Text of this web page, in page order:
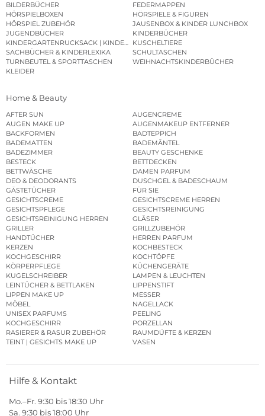
BILDERBÜCHER
FEDERMAPPEN
HÖRSPIELBOXEN
HÖRSPIELE & FIGUREN
HÖRSPIEL ZUBEHÖR
JAUSENBOX & KINDER LUNCHBOX
JUGENDBÜCHER
KINDERBÜCHER
KINDERGARTENRUCKSACK | KINDERGARTENBEUTEL
KUSCHELTIERE
SACHBÜCHER & KINDERLEXIKA
SCHULTASCHEN
TURNBEUTEL & SPORTTASCHEN
WEIHNACHTSKINDERBÜCHER
KLEIDER
Home & Beauty
AFTER SUN
AUGENCREME
AUGEN MAKE UP
AUGENMAKEUP ENTFERNER
BACKFORMEN
BADTEPPICH
BADEMATTEN
BADEMÄNTEL
BADEZIMMER
BEAUTY GESCHENKE
BESTECK
BETTDECKEN
BETTWÄSCHE
DAMEN PARFUM
DEO & DEODORANTS
DUSCHGEL & BADESCHAUM
GÄSTETÜCHER
FÜR SIE
GESICHTSCREME
GESICHTSCREME HERREN
GESICHTSPFLEGE
GESICHTSREINIGUNG
GESICHTSREINIGUNG HERREN
GLÄSER
GRILLER
GRILLZUBEHÖR
HANDTÜCHER
HERREN PARFUM
KERZEN
KOCHBESTECK
KOCHGESCHIRR
KOCHTÖPFE
KÖRPERPFLEGE
KÜCHENGERÄTE
KUGELSCHREIBER
LAMPEN & LEUCHTEN
LEINTÜCHER & BETTLAKEN
LIPPENSTIFT
LIPPEN MAKE UP
MESSER
MÖBEL
NAGELLACK
UNISEX PARFUMS
PEELING
KOCHGESCHIRR
PORZELLAN
RASIERER & RASUR ZUBEHÖR
RAUMDÜFTE & KERZEN
TEINT | GESICHTS MAKE UP
VASEN
Hilfe & Kontakt
Mo.–Fr. 9:30 bis 18:30 Uhr
Sa. 9:30 bis 18:00 Uhr